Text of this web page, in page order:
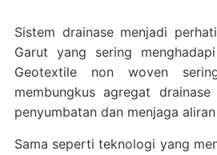
Sistem drainase menjadi
Garut yang sering
Geotextile non woven
membungkus agregat
penyumbatan dan menjaga
Sama seperti teknologi yang